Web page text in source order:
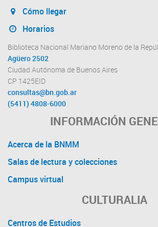
Cómo llegar
Horarios
Biblioteca Nacional Mariano Moreno de la
Agüero 2502
Ciudad Autónoma de Buenos Aires
CP 1425EID
consultas@bn.gob.ar
(5411) 4808-6000
INFORMACIÓN
Acerca de la BNMM
Salas de lectura y colecciones
Campus virtual
CULTURALIA
Centros de Estudios